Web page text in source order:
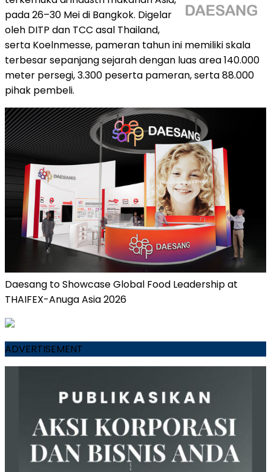
pada 26–30 Mei di Bangkok. Digelar
oleh DITP dan TCC asal Thailand,
serta Koelnmesse, pameran tahun ini memiliki skala
terbesar sepanjang sejarah dengan luas area 140.000
meter persegi, 3.300 peserta pameran, serta 88.000
pihak pembeli.
Daesang to Showcase Global Food Leadership at
THAIFEX-Anuga Asia 2026
ADVERTISEMENT